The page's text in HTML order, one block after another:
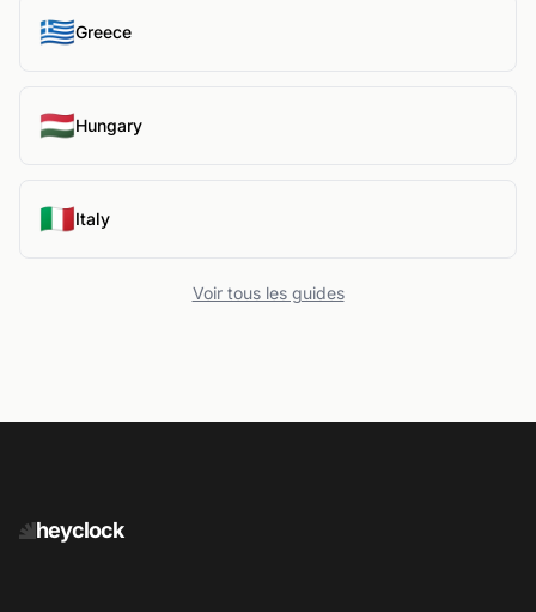
🇬🇷Greece
🇭🇺Hungary
🇮🇹Italy
Voir tous les guides
heyclock